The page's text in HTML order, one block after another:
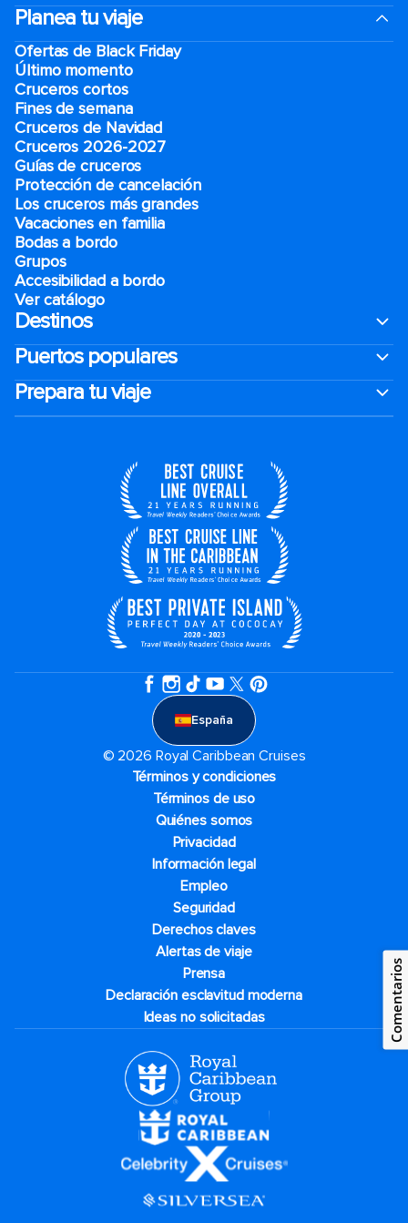
Planea tu viaje
Ofertas de Black Friday
Último momento
Cruceros cortos
Fines de semana
Cruceros de Navidad
Cruceros 2026-2027
Guías de cruceros
Protección de cancelación
Los cruceros más grandes
Vacaciones en familia
Bodas a bordo
Grupos
Accesibilidad a bordo
Ver catálogo
Destinos
Puertos populares
Prepara tu viaje
España
© 2026 Royal Caribbean Cruises
Términos y condiciones
Términos de uso
Quiénes somos
Privacidad
Información legal
Empleo
Seguridad
Derechos claves
Alertas de viaje
Prensa
Declaración esclavitud moderna
Ideas no solicitadas
Comentarios